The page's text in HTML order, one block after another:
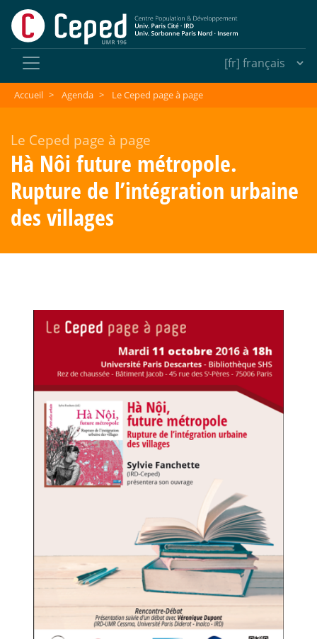
Accueil > Agenda > Le Ceped page à page
Le Ceped page à page
Hà Nôi future métropole.
Rupture de l’intégration urbaine
des villages